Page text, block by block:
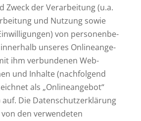
Zweck der Ver­ar­beitung (u.a.
und Nutzung sowie
von per­so­nen­be­
unseres Online­an­ge­
ihm ver­bun­denen Web­
und Inhalte (nach­folgend
als „Online­an­gebot“
auf. Die Daten­schutz­er­klärung
den ver­wen­deten